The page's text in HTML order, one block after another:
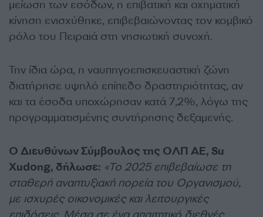
μείωση των εσόδων, η επιβατική και οχηματική
κίνηση ενισχύθηκε, επιβεβαιώνοντας τον κομβικό
ρόλο του Πειραιά στη νησιωτική συνοχή.
Την ίδια ώρα, η ναυπηγοεπισκευαστική ζώνη
διατήρησε υψηλό επίπεδο δραστηριότητας, αν
και τα έσοδα υποχώρησαν κατά 7,2%, λόγω της
προγραμματισμένης συντήρησης δεξαμενής.
Ο Διευθύνων Σύμβουλος της ΟΛΠ ΑΕ, Su
Xudong, δήλωσε: «Το 2025 επιβεβαίωσε τη
σταθερή αναπτυξιακή πορεία του Οργανισμού,
με ισχυρές οικονομικές και λειτουργικές